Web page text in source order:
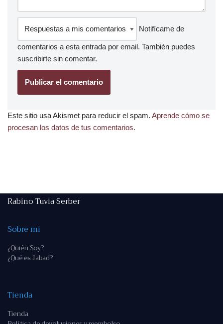
Notifícame de
comentarios a esta entrada por email. También puedes
suscribirte sin comentar.
Este sitio usa Akismet para reducir el spam. Aprende cómo se
procesan los datos de tus comentarios.
Rabino Tuvia Serber
Sobre mi
¿Quién Soy?
¿Qué es Jabad?
Tienda
Tienda